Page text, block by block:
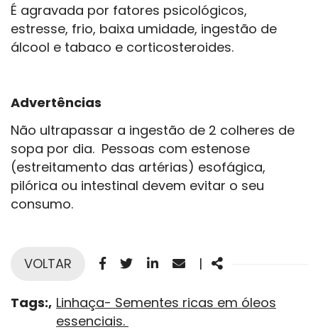
É agravada por fatores psicológicos,
estresse, frio, baixa umidade, ingestão de
álcool e tabaco e corticosteroides.
Advertências
Não ultrapassar a ingestão de 2 colheres de
sopa por dia. Pessoas com estenose
(estreitamento das artérias) esofágica,
pilórica ou intestinal devem evitar o seu
consumo.
VOLTAR Facebook
TwitterLinkedinEmail
| Share
Tags: Linhaça- Sementes ricas em óleos
essenciais.